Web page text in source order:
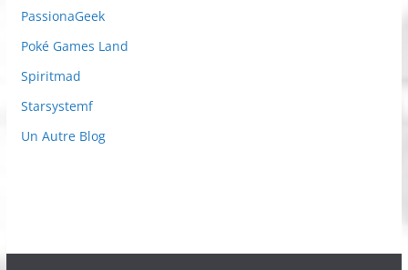
PassionaGeek
Poké Games Land
Spiritmad
Starsystemf
Un Autre Blog